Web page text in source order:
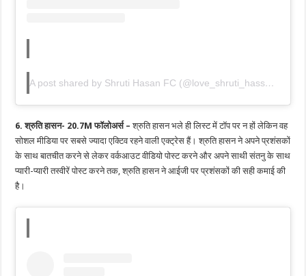
A post shared by Shruti Hasan FC (@love_shruti_hassan)
6. श्रुति हासन- 20.7M फॉलोअर्स –श्रुति हासन भले ही लिस्ट में टॉप पर न हों लेकिन वह
सोशल मीडिया पर सबसे ज्यादा एक्टिव रहने वाली एक्ट्रेस हैं। श्रुति हासन ने अपने प्रशंसकों
के साथ बातचीत करने से लेकर वर्कआउट वीडियो पोस्ट करने और अपने साथी संतनु के साथ
प्यारी-प्यारी तस्वीरें पोस्ट करने तक, श्रुति हासन ने आईजी पर प्रशंसकों की सही कमाई की
है।